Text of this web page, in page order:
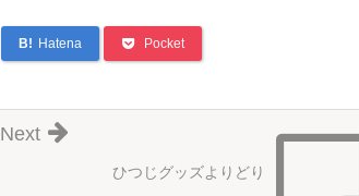
B! Hatena Pocket
ひつじグッズよりどり
Next